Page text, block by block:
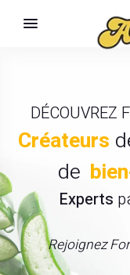
DÉCOUVREZ
Créateurs
de
Experts
Rejoignez